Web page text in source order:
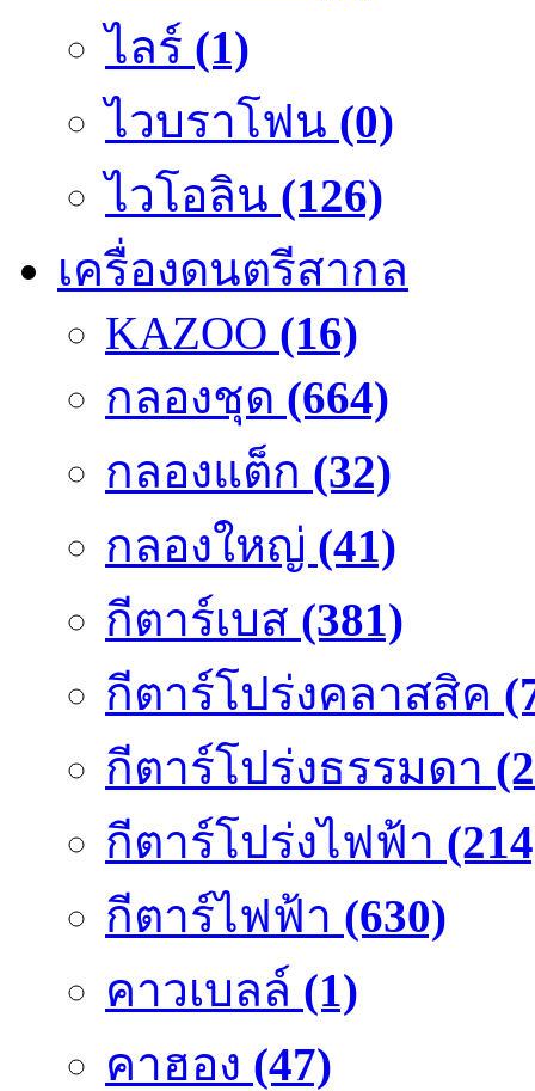
ไลร์ (1)
ไวบราโฟน (0)
ไวโอลิน (126)
เครื่องดนตรีสากล
KAZOO (16)
กลองชุด (664)
กลองแต็ก (32)
กลองใหญ่ (41)
กีตาร์เบส (381)
กีตาร์โปร่งคลาสสิค
กีตาร์โปร่งธรรมดา
กีตาร์โปร่งไฟฟ้า
กีตาร์ไฟฟ้า (630)
คาวเบลล์ (1)
คาฮอง (47)